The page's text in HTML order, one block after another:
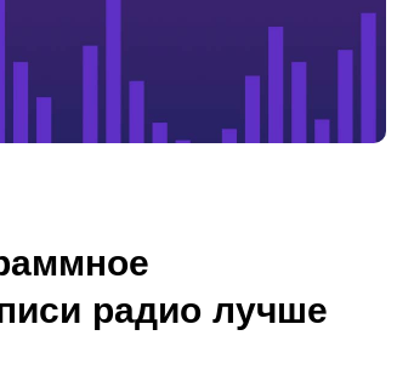
радио лучше
наши лучшие
и новости о
iMyMac.